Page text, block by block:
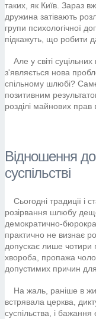
таких, як Київ. Зараз
дружина затівають
групи психологічної
підкажуть, що робити
Але у світі
з'являється нова
спільному шлюбі?
позитивним
розділі майнових прав
Відношення
суспільстві
Сьогодні традиції і
розірвання шлюбу
демократично-
практично не визнає
допускає лише чотири
хвороба, пропажа
допустимих причин
На жаль, раніше в
встрявала церква,
суспільства, і бажання